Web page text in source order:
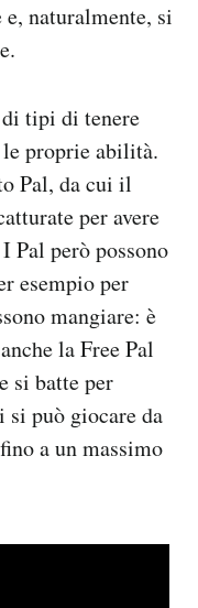
naturalmente, si
tipi di tenere
proprie abilità.
Pal, da cui il
per avere
Pal però possono
esempio per
mangiare: è
la Free Pal
si batte per
può giocare da
a un massimo